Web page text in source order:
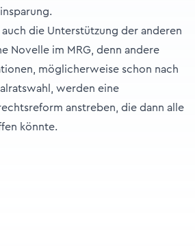
die Unterstützung der anderen
Novelle im MRG, denn andere
möglicherweise schon nach
werden eine
anstreben, die dann alle
könnte.